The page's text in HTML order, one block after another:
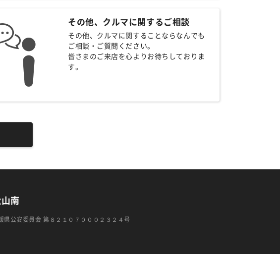
その他、クルマに関するご相談
その他、クルマに関することならなんでも
ご相談・ご質問ください。
皆さまのご来店を心よりお待ちしておりま
す。
南
県公安委員会 第８２１０７０００２３２４号